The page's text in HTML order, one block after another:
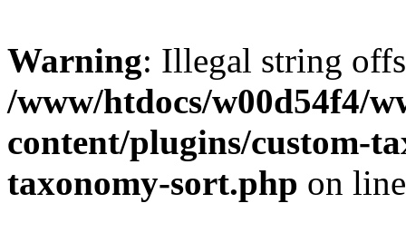
Warning: Illegal string
/www/htdocs/w00d54f4/
content/plugins/custom-
taxonomy-sort.php on